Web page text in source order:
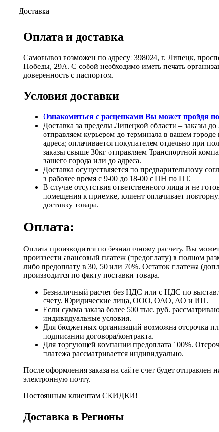
Доставка
Оплата и доставка
Самовывоз возможен по адресу: 398024, г. Липецк,
Победы, 29А. С собой необходимо иметь печать
доверенность с паспортом.
Условия доставки
Ознакомиться с расценками Вы может пройдя
Доставка за пределы Липецкой области – заказы до
отправляем курьером до терминала в вашем городе
адреса; оплачивается покупателем отдельно при
заказы свыше 30кг отправляем Транспортной
вашего города или до адреса.
Доставка осуществляется по предварительному
в рабочее время с 9-00 до 18-00 с ПН по ПТ.
В случае отсутствия ответственного лица и не
помещения к приемке, клиент оплачивает
доставку товара.
Оплата:
Оплата производится по безналичному расчету. Вы
произвести авансовый платеж (предоплату) в полном
либо предоплату в 30, 50 или 70%. Остаток платежа
производится по факту поставки товара.
Безналичный расчет без НДС или с НДС по
счету. Юридические лица, ООО, ОАО, АО и ИП.
Если сумма заказа более 500 тыс. руб.
индивидуальные условия.
Для бюджетных организаций возможна отсрочка
подписании договора/контракта.
Для торгующей компании предоплата 100%.
платежа рассматривается индивидуально.
После оформления заказа на сайте счет будет отправлен
электронную почту.
Постоянным клиентам СКИДКИ!
Доставка в Регионы